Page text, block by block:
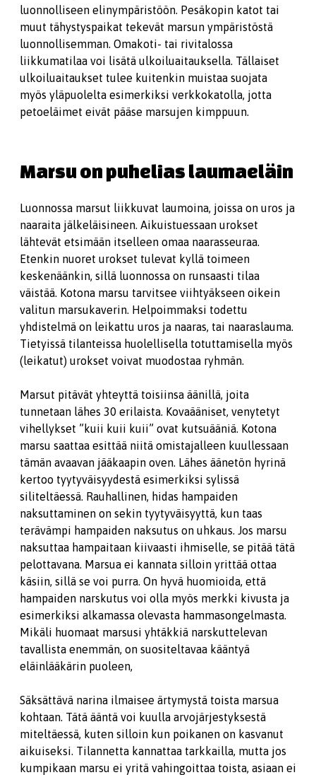
luonnolliseen elinympäristöön. Pesäkopin katot tai
muut tähystyspaikat tekevät marsun ympäristöstä
luonnollisemman. Omakoti- tai rivitalossa
liikkumatilaa voi lisätä ulkoiluaitauksella. Tällaiset
ulkoiluaitaukset tulee kuitenkin muistaa suojata
myös yläpuolelta esimerkiksi verkkokatolla, jotta
petoeläimet eivät pääse marsujen kimppuun.
Marsu on puhelias laumaeläin
Luonnossa marsut liikkuvat laumoina, joissa on uros ja
naaraita jälkeläisineen. Aikuistuessaan urokset
lähtevät etsimään itselleen omaa naarasseuraa.
Etenkin nuoret urokset tulevat kyllä toimeen
keskenäänkin, sillä luonnossa on runsaasti tilaa
väistää. Kotona marsu tarvitsee viihtyäkseen oikein
valitun marsukaverin. Helpoimmaksi todettu
yhdistelmä on leikattu uros ja naaras, tai naaraslauma.
Tietyissä tilanteissa huolellisella totuttamisella myös
(leikatut) urokset voivat muodostaa ryhmän.
Marsut pitävät yhteyttä toisiinsa äänillä, joita
tunnetaan lähes 30 erilaista. Kovaääniset, venytetyt
vihellykset ”kuii kuii kuii” ovat kutsuääniä. Kotona
marsu saattaa esittää niitä omistajalleen kuullessaan
tämän avaavan jääkaapin oven. Lähes äänetön hyrinä
kertoo tyytyväisyydestä esimerkiksi sylissä
siliteltäessä. Rauhallinen, hidas hampaiden
naksuttaminen on sekin tyytyväisyyttä, kun taas
terävämpi hampaiden naksutus on uhkaus. Jos marsu
naksuttaa hampaitaan kiivaasti ihmiselle, se pitää tätä
pelottavana. Marsua ei kannata silloin yrittää ottaa
käsiin, sillä se voi purra. On hyvä huomioida, että
hampaiden narskutus voi olla myös merkki kivusta ja
esimerkiksi alkamassa olevasta hammasongelmasta.
Mikäli huomaat marsusi yhtäkkiä narskuttelevan
tavallista enemmän, on suositeltavaa kääntyä
eläinlääkärin puoleen,
Säksättävä narina ilmaisee ärtymystä toista marsua
kohtaan. Tätä ääntä voi kuulla arvojärjestyksestä
miteltäessä, kuten silloin kun poikanen on kasvanut
aikuiseksi. Tilannetta kannattaa tarkkailla, mutta jos
kumpikaan marsu ei yritä vahingoittaa toista, asiaan ei